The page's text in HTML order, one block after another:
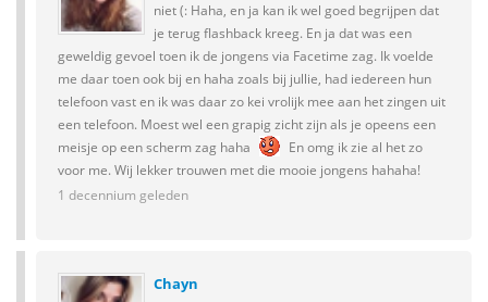
niet (: Haha, en ja kan ik wel goed begrijpen dat
je terug flashback kreeg. En ja dat was een
geweldig gevoel toen ik de jongens via Facetime zag. Ik voelde
me daar toen ook bij en haha zoals bij jullie, had iedereen hun
telefoon vast en ik was daar zo kei vrolijk mee aan het zingen uit
een telefoon. Moest wel een grapig zicht zijn als je opeens een
meisje op een scherm zag haha
En omg ik zie al het zo
voor me. Wij lekker trouwen met die mooie jongens hahaha!
1 decennium geleden
Chayn